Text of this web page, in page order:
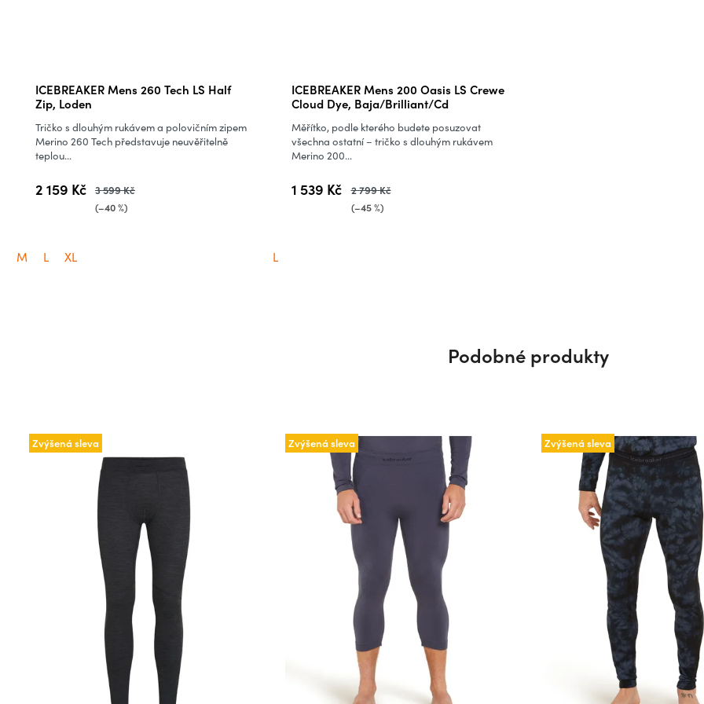
ICEBREAKER Mens 260 Tech LS Half
Zip, Loden
2 159 Kč 3 599 Kč
(–40 %)
Tričko s dlouhým rukávem a polovičním zipem
Merino 260 Tech představuje neuvěřitelně
teplou...
M L XL
ICEBREAKER Mens 200 Oasis LS Crewe
Cloud Dye, Baja/Brilliant/Cd
1 539 Kč 2 799 Kč
(–45 %)
Měřítko, podle kterého budete posuzovat
všechna ostatní – tričko s dlouhým rukávem
Merino 200...
L
Podobné produkty
Zvýšená sleva Zvýšená sleva Zvýšená sleva